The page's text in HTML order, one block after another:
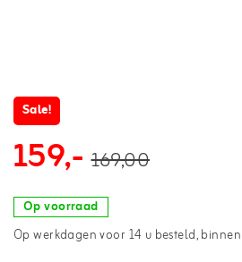
Sale!
159,- 169,00
Op voorraad
Op werkdagen voor 14 u besteld,